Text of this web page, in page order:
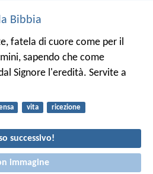
Bibbia
fatela di cuore come per il
sapendo che come
Signore l'eredità. Servite a
vita ricezione
successivo!
immagine